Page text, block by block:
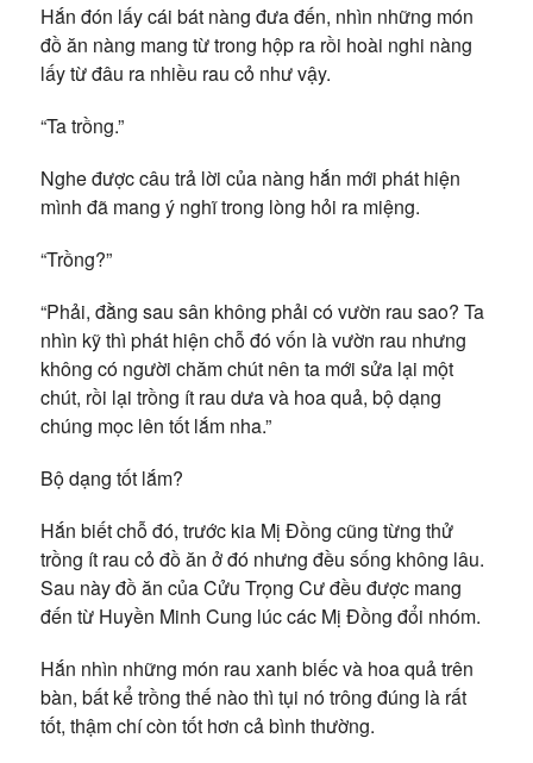
Hắn đón lấy cái bát nàng đưa đến, nhìn những món
đồ ăn nàng mang từ trong hộp ra rồi hoài nghi nàng
lấy từ đâu ra nhiều rau cỏ như vậy.
“Ta trồng.”
Nghe được câu trả lời của nàng hắn mới phát hiện
mình đã mang ý nghĩ trong lòng hỏi ra miệng.
“Trồng?”
“Phải, đằng sau sân không phải có vườn rau sao? Ta
nhìn kỹ thì phát hiện chỗ đó vốn là vườn rau nhưng
không có người chăm chút nên ta mới sửa lại một
chút, rồi lại trồng ít rau dưa và hoa quả, bộ dạng
chúng mọc lên tốt lắm nha.”
Bộ dạng tốt lắm?
Hắn biết chỗ đó, trước kia Mị Đồng cũng từng thử
trồng ít rau cỏ đồ ăn ở đó nhưng đều sống không lâu.
Sau này đồ ăn của Cửu Trọng Cư đều được mang
đến từ Huyền Minh Cung lúc các Mị Đồng đổi nhóm.
Hắn nhìn những món rau xanh biếc và hoa quả trên
bàn, bất kể trồng thế nào thì tụi nó trông đúng là rất
tốt, thậm chí còn tốt hơn cả bình thường.